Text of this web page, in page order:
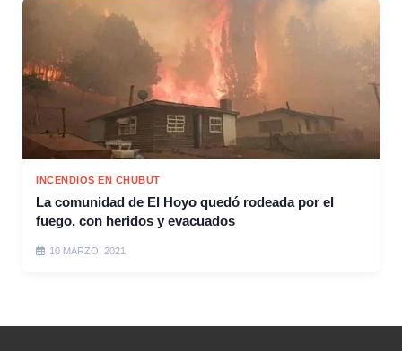
INCENDIOS EN CHUBUT
La comunidad de El Hoyo quedó rodeada por el
fuego, con heridos y evacuados
10 MARZO, 2021